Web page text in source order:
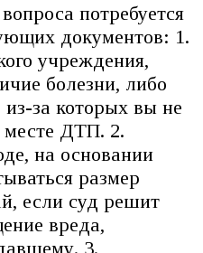
потребуется
документов: 1.
учреждения,
болезни, либо
из-за которых вы не
месте ДТП. 2.
на основании
размер
если суд решит
вреда,
3.